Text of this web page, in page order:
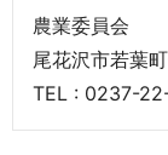
農業委員会
尾花沢市若葉
TEL : 0237-22-